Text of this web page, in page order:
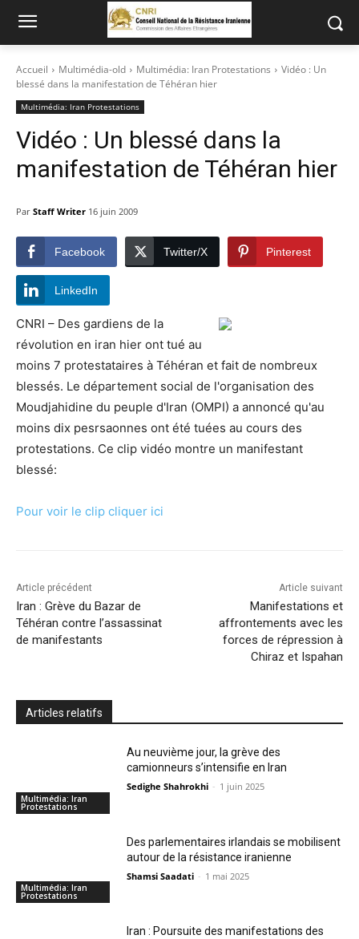
Accueil Multimédia-old Multimédia: Iran Protestations
Vidéo : Un
blessé dans la manifestation de Téhéran hier
Multimédia: Iran Protestations
Vidéo : Un blessé dans la
manifestation de Téhéran hier
Par Staff Writer 16 juin 2009
Facebook Twitter/X Pinterest
LinkedIn
CNRI – Des gardiens de la
révolution en iran hier ont tué au
moins 7 protestataires à Téhéran et fait de nombreux
blessés. Le département social de l'organisation des
Moudjahidine du peuple d'Iran (OMPI) a annoncé qu'au
moins dix pesrsaonnes ont été tuées au cours des
protestations. Ce clip vidéo montre un manifestant
blessé:
Pour voir le clip cliquer ici
Article précédent
Iran : Grève du Bazar de
Téhéran contre l’assassinat
de manifestants
Article suivant
Manifestations et
affrontements avec les
forces de répression à
Chiraz et Ispahan
Articles relatifs
Multimédia: Iran
Protestations
Au neuvième jour, la grève des
camionneurs s’intensifie en Iran
Sedighe Shahrokhi - 1 juin 2025
Multimédia: Iran
Protestations
Des parlementaires irlandais se mobilisent
autour de la résistance iranienne
Shamsi Saadati - 1 mai 2025
Iran : Poursuite des manifestations des